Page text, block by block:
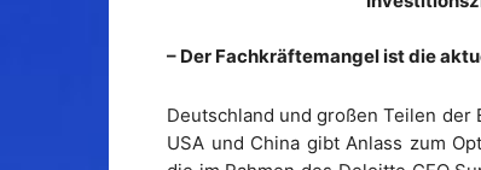
– Der Fachkräftemangel ist die
Deutschland und großen Teilen der
USA und China gibt Anlass zum